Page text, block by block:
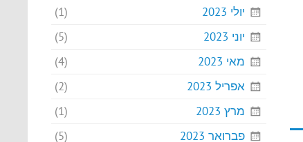
יולי 2023
(1)
יוני 2023
(5)
מאי 2023
(4)
אפריל 2023
(2)
מרץ 2023
(1)
פברואר 2023
(5)